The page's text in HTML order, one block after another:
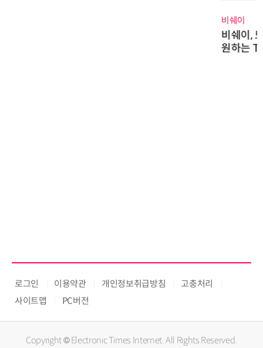
로그인 이용약관 개인정보취급방침
고충처리
사이트맵
PC버전
Copyright © Electronic Times Internet. All Rights Reserved.